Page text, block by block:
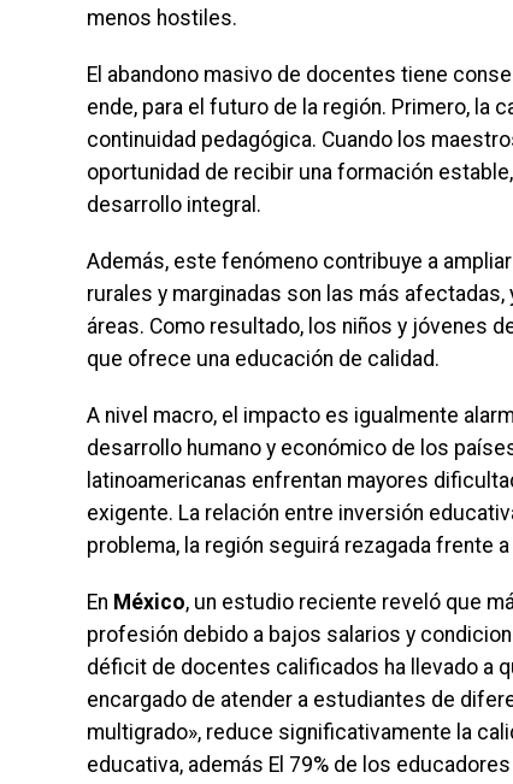
menos hostiles.
El abandono masivo de docentes tiene
ende, para el futuro de la región. Primero, la
continuidad pedagógica. Cuando los
oportunidad de recibir una formación
desarrollo integral.
Además, este fenómeno contribuye a
rurales y marginadas son las más
áreas. Como resultado, los niños y jóvenes
que ofrece una educación de calidad.
A nivel macro, el impacto es igualmente
desarrollo humano y económico de los
latinoamericanas enfrentan mayores
exigente. La relación entre inversión
problema, la región seguirá rezagada frente
En México, un estudio reciente reveló que
profesión debido a bajos salarios y
déficit de docentes calificados ha llevado a
encargado de atender a estudiantes de
multigrado», reduce significativamente la
educativa, además El 79% de los